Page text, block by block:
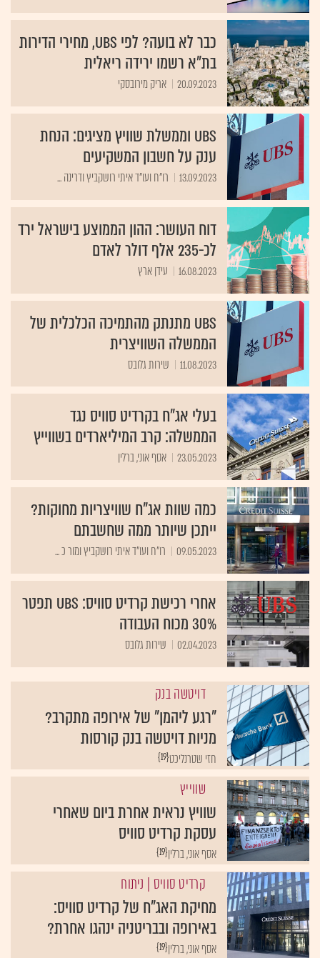
כבר לא בועה? לפי UBS, מחירי הדירות
בת"א רשמו ירידה ריאלית
20.09.2023 אריק מירובסקי
UBS וממשלת שוויץ מציגים: הנחת
ענק על חשבון המשקיעים
13.09.2023 רו"ח ועו"ד איתי רושקביץ ודרינה ...
דוח העושר: ההון הממוצע בישראל ירד
לכ-235 אלף דולר לאדם
16.08.2023 עידן ארץ
UBS מתנתק מהתמיכה הכלכלית של
הממשלה השוויצרית
11.08.2023 שירות גלובס
בעלי אג"ח בקרדיט סוויס נגד
הממשלה: קרב המיליארדים בשווייץ
23.05.2023 אסף אוני, ברלין
כמה שוות אג"ח שוויצריות מחוקות?
ייתכן שיותר ממה שחשבתם
09.05.2023 רו"ח ועו"ד איתי רושקביץ ומור כ ...
אחרי רכישת קרדיט סוויס: UBS תפטר
30% מכוח העבודה
02.04.2023 שירות גלובס
דויטשה בנק
"רגע ליהמן" של אירופה מתקרב?
מניות דויטשה בנק קורסות
{19}חזי שטרנליכט
שווייץ
שוויץ נראית אחרת ביום שאחרי
עסקת קרדיט סוויס
{19}אסף אוני, ברלין
קרדיט סוויס | ניתוח
מחיקת האג"ח של קרדיט סוויס:
באירופה ובבריטניה ינהגו אחרת?
{19}אסף אוני, ברלין